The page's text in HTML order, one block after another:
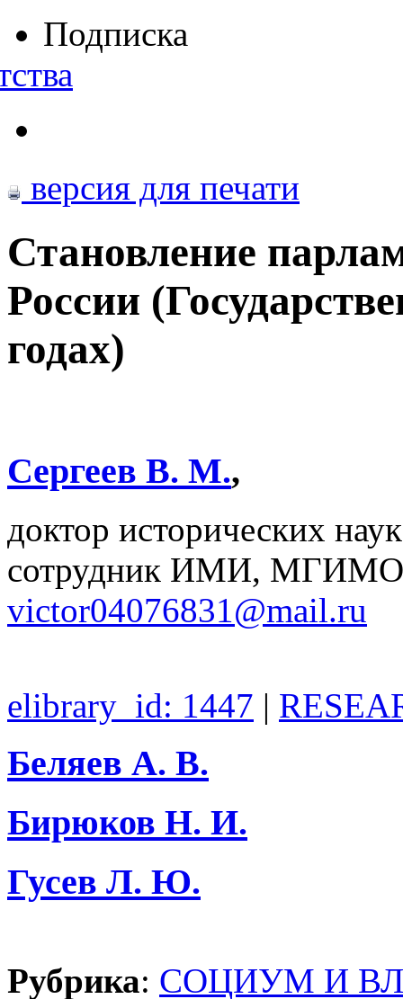
Подписка
версия для печати
Становление
России
годах)
Сергеев В. М.,
доктор исторических
сотрудник ИМИ, МГИМО
victor04076831@mail.ru
elibrary_id: 1447 |
Беляев А. В.
Бирюков Н. И.
Гусев Л. Ю.
Рубрика: СОЦИУМ И